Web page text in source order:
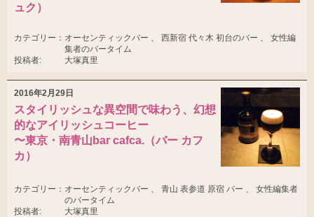
ュク）
カテゴリー： オーセンティックバー 、 西新宿 代々木 初台のバー 、 女性編
集者のバータイム
投稿者:
大塚真里
2016年2月29日
スタイリッシュな異空間で味わう、幻想
的なアイリッシュコーヒー
〜東京・南青山bar cafca.（バー カフ
カ）
カテゴリー： オーセンティックバー 、 青山 表参道 原宿 バー 、 女性編集者
のバータイム
投稿者:
大塚真里